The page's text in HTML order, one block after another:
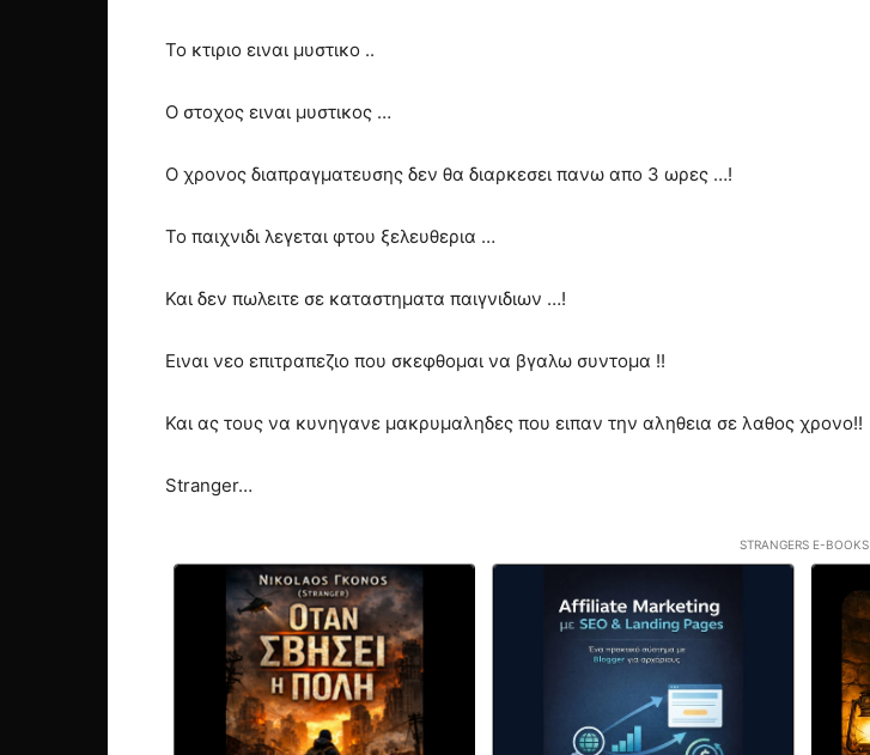
Το κτιριο ειναι μυστικο ..
Ο στοχος ειναι μυστικος …
Ο χρονος διαπραγματευσης δεν θα διαρκεσει πανω απο 3 ωρες …!
Το παιχνιδι λεγεται φτου ξελευθερια …
Και δεν πωλειτε σε καταστηματα παιγνιδιων …!
Ειναι νεο επιτραπεζιο που σκεφθομαι να βγαλω συντομα !!
Και ας τους να κυνηγανε μακρυμαληδες που ειπαν την αληθεια σε λαθος χρονο!!
Stranger…
STRANGERS E-BOOKS